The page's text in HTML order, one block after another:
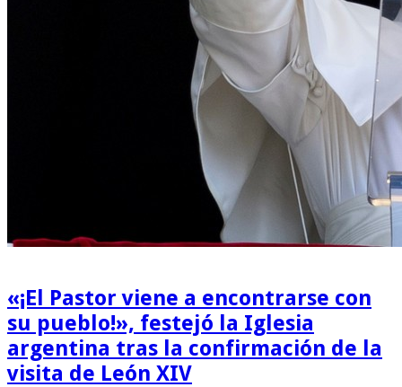
«¡El Pastor viene a encontrarse con
su pueblo!», festejó la Iglesia
argentina tras la confirmación de la
visita de León XIV